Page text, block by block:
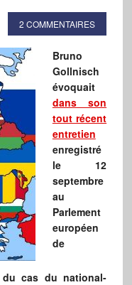
2 COMMENTAIRES
Bruno
Gollnisch
évoquait
dans son
tout récent
entretien
enregistré
le 12
septembre
au
Parlement
européen
de
cas du national-